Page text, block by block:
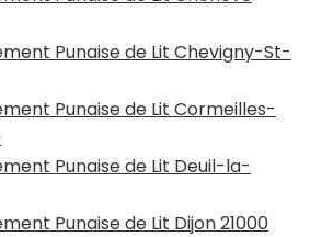
Punaise de Lit Chevigny-St-
Punaise de Lit Cormeilles-
Punaise de Lit Deuil-la-
Punaise de Lit Dijon 21000